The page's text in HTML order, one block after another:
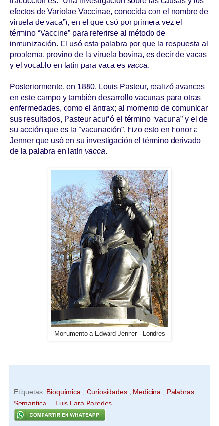
efectos de Variolae Vaccinae, conocida con el nombre de
viruela de vaca”), en el que usó por primera vez el
término “Vaccine” para referirse al método de
inmunización. El usó esta palabra por que la respuesta al
problema, provino de la viruela bovina, es decir de vacas
y el vocablo en latín para vaca es vacca.
Posteriormente, en 1880, Louis Pasteur, realizó avances
en este campo y también desarrolló vacunas para otras
enfermedades, como el ántrax; al momento de comunicar
sus resultados, Pasteur acuñó el término “vacuna” y el de
su acción que es la “vacunación”, hizo esto en honor a
Jenner que usó en su investigación el término derivado
de la palabra en latín vacca.
Monumento a Edward Jenner - Londres
Etiquetas: Bioquímica Curiosidades Medicina Palabras
Semantica
Luis Lara Paredes